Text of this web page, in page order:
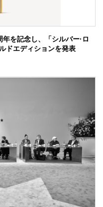
を記念し、「シルバー·ロ
ドエディションを発表